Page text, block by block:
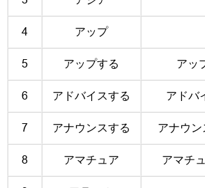
4 アップ
5 アップする アッ
6 アドバイスする アドバ
7 アナウンスする アナウ
8 アマチュア アマチ